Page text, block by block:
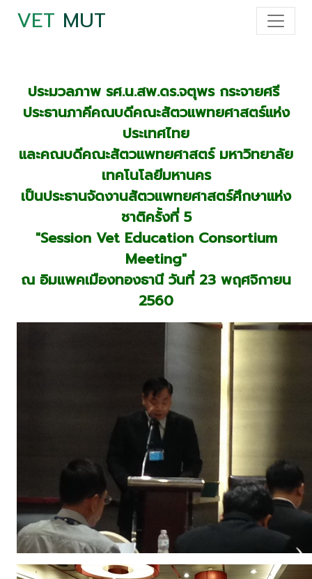
VET MUT
ประมวลภาพ รศ.น.สพ.ดร.จตุพร กระจายศรี
ประธานภาคีคณบดีคณะสัตวแพทยศาสตร์แห่ง
ประเทศไทย
และคณบดีคณะสัตวแพทยศาสตร์ มหาวิทยาลัย
เทคโนโลยีมหานคร
เป็นประธานจัดงานสัตวแพทยศาสตร์ศึกษาแห่ง
ชาติครั้งที่ 5
"Session Vet Education Consortium
Meeting"
ณ อิมแพคเมืองทองธานี วันที่ 23 พฤศจิกายน
2560